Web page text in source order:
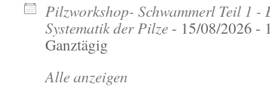
Pilzworkshop- Schwammerl Teil 1
Systematik der Pilze - 15/08/2026 -
Ganztägig
Alle anzeigen